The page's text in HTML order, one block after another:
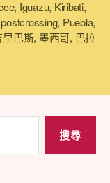
界
(2/4)，
用
看
, Iguazu, Kiribati,
postcrossing, Puebla,
里巴斯, 墨西哥, 巴拉